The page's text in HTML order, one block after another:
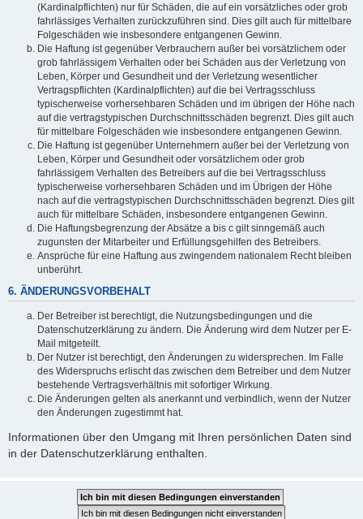
(Kardinalpflichten) nur für Schäden, die auf ein vorsätzliches oder grob
fahrlässiges Verhalten zurückzuführen sind. Dies gilt auch für mittelbare
Folgeschäden wie insbesondere entgangenen Gewinn.
Die Haftung ist gegenüber Verbrauchern außer bei vorsätzlichem oder
grob fahrlässigem Verhalten oder bei Schäden aus der Verletzung von
Leben, Körper und Gesundheit und der Verletzung wesentlicher
Vertragspflichten (Kardinalpflichten) auf die bei Vertragsschluss
typischerweise vorhersehbaren Schäden und im übrigen der Höhe nach
auf die vertragstypischen Durchschnittsschäden begrenzt. Dies gilt auch
für mittelbare Folgeschäden wie insbesondere entgangenen Gewinn.
Die Haftung ist gegenüber Unternehmern außer bei der Verletzung von
Leben, Körper und Gesundheit oder vorsätzlichem oder grob
fahrlässigem Verhalten des Betreibers auf die bei Vertragsschluss
typischerweise vorhersehbaren Schäden und im Übrigen der Höhe
nach auf die vertragstypischen Durchschnittsschäden begrenzt. Dies gilt
auch für mittelbare Schäden, insbesondere entgangenen Gewinn.
Die Haftungsbegrenzung der Absätze a bis c gilt sinngemäß auch
zugunsten der Mitarbeiter und Erfüllungsgehilfen des Betreibers.
Ansprüche für eine Haftung aus zwingendem nationalem Recht bleiben
unberührt.
6. ÄNDERUNGSVORBEHALT
Der Betreiber ist berechtigt, die Nutzungsbedingungen und die
Datenschutzerklärung zu ändern. Die Änderung wird dem Nutzer per E-
Mail mitgeteilt.
Der Nutzer ist berechtigt, den Änderungen zu widersprechen. Im Falle
des Widerspruchs erlischt das zwischen dem Betreiber und dem Nutzer
bestehende Vertragsverhältnis mit sofortiger Wirkung.
Die Änderungen gelten als anerkannt und verbindlich, wenn der Nutzer
den Änderungen zugestimmt hat.
Informationen über den Umgang mit Ihren persönlichen Daten sind
in der Datenschutzerklärung enthalten.